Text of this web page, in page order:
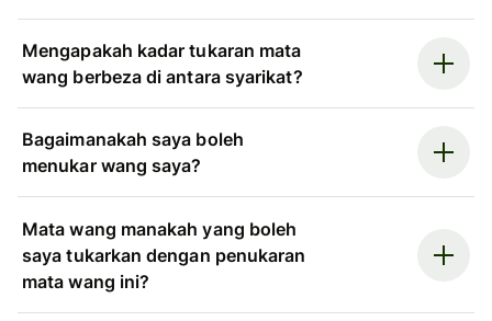
Mengapakah kadar tukaran mata
wang berbeza di antara syarikat?
Bagaimanakah saya boleh
menukar wang saya?
Mata wang manakah yang boleh
saya tukarkan dengan penukaran
mata wang ini?